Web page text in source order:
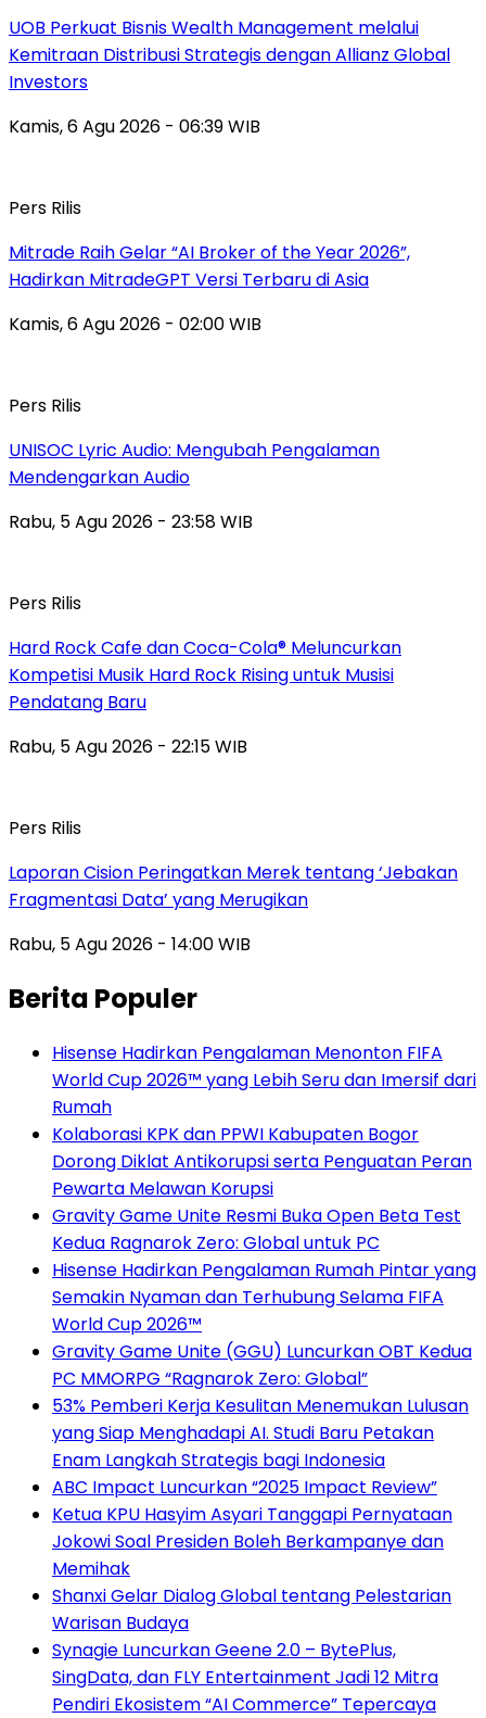
UOB Perkuat Bisnis Wealth Management melalui
Kemitraan Distribusi Strategis dengan Allianz Global
Investors
Kamis, 6 Agu 2026 - 06:39 WIB
Pers Rilis
Mitrade Raih Gelar “AI Broker of the Year 2026”,
Hadirkan MitradeGPT Versi Terbaru di Asia
Kamis, 6 Agu 2026 - 02:00 WIB
Pers Rilis
UNISOC Lyric Audio: Mengubah Pengalaman
Mendengarkan Audio
Rabu, 5 Agu 2026 - 23:58 WIB
Pers Rilis
Hard Rock Cafe dan Coca-Cola® Meluncurkan
Kompetisi Musik Hard Rock Rising untuk Musisi
Pendatang Baru
Rabu, 5 Agu 2026 - 22:15 WIB
Pers Rilis
Laporan Cision Peringatkan Merek tentang ‘Jebakan
Fragmentasi Data’ yang Merugikan
Rabu, 5 Agu 2026 - 14:00 WIB
Berita Populer
Hisense Hadirkan Pengalaman Menonton FIFA
World Cup 2026™ yang Lebih Seru dan Imersif dari
Rumah
Kolaborasi KPK dan PPWI Kabupaten Bogor
Dorong Diklat Antikorupsi serta Penguatan Peran
Pewarta Melawan Korupsi
Gravity Game Unite Resmi Buka Open Beta Test
Kedua Ragnarok Zero: Global untuk PC
Hisense Hadirkan Pengalaman Rumah Pintar yang
Semakin Nyaman dan Terhubung Selama FIFA
World Cup 2026™
Gravity Game Unite (GGU) Luncurkan OBT Kedua
PC MMORPG “Ragnarok Zero: Global”
53% Pemberi Kerja Kesulitan Menemukan Lulusan
yang Siap Menghadapi AI. Studi Baru Petakan
Enam Langkah Strategis bagi Indonesia
ABC Impact Luncurkan “2025 Impact Review”
Ketua KPU Hasyim Asyari Tanggapi Pernyataan
Jokowi Soal Presiden Boleh Berkampanye dan
Memihak
Shanxi Gelar Dialog Global tentang Pelestarian
Warisan Budaya
Synagie Luncurkan Geene 2.0 – BytePlus,
SingData, dan FLY Entertainment Jadi 12 Mitra
Pendiri Ekosistem “AI Commerce” Tepercaya